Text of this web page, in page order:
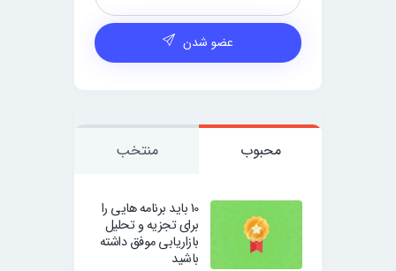
عضو شدن
محبوب منتخب
10 باید برنامه هایی را
برای تجزیه و تحلیل
بازاریابی موفق داشته
باشید